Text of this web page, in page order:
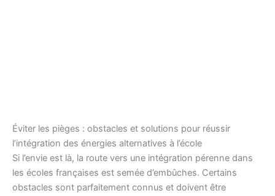
Éviter les pièges : obstacles et solutions pour réussir
l’intégration des énergies alternatives à l’école
Si l’envie est là, la route vers une intégration pérenne dans
les écoles françaises est semée d’embûches. Certains
obstacles sont parfaitement connus et doivent être